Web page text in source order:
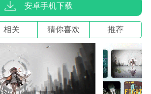
安卓手机下载
相关 猜你喜欢 推荐